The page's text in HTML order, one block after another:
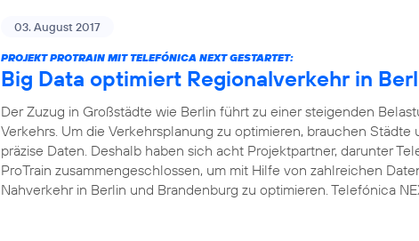
03. August 2017
PROJEKT PROTRAIN MIT TELEFÓNICA NEXT GESTARTET:
Big Data optimiert Regionalverkehr in
Der Zuzug in Großstädte wie Berlin führt zu einer steigenden
Verkehrs. Um die Verkehrsplanung zu optimieren, brauchen Städte
präzise Daten. Deshalb haben sich acht Projektpartner, darunter
ProTrain zusammengeschlossen, um mit Hilfe von zahlreichen
Nahverkehr in Berlin und Brandenburg zu optimieren. Telefónica